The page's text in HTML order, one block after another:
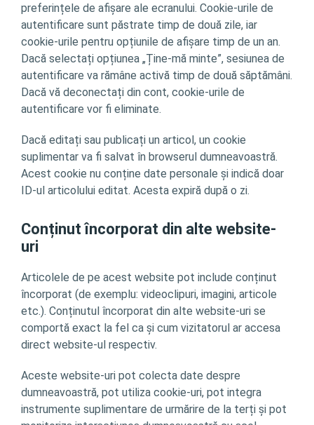
preferințele de afișare ale ecranului. Cookie-urile de
autentificare sunt păstrate timp de două zile, iar
cookie-urile pentru opțiunile de afișare timp de un an.
Dacă selectați opțiunea „Ține-mă minte”, sesiunea de
autentificare va rămâne activă timp de două săptămâni.
Dacă vă deconectați din cont, cookie-urile de
autentificare vor fi eliminate.
Dacă editați sau publicați un articol, un cookie
suplimentar va fi salvat în browserul dumneavoastră.
Acest cookie nu conține date personale și indică doar
ID-ul articolului editat. Acesta expiră după o zi.
Conținut încorporat din alte website-
uri
Articolele de pe acest website pot include conținut
încorporat (de exemplu: videoclipuri, imagini, articole
etc.). Conținutul încorporat din alte website-uri se
comportă exact la fel ca și cum vizitatorul ar accesa
direct website-ul respectiv.
Aceste website-uri pot colecta date despre
dumneavoastră, pot utiliza cookie-uri, pot integra
instrumente suplimentare de urmărire de la terți și pot